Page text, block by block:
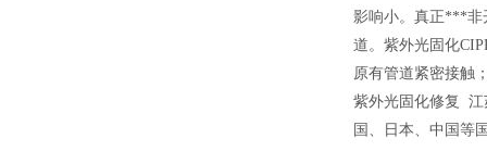
影响小。真正***非
道。紫外光固化
原有管道紧密接触
紫外光固化修复 江
国、日本、中国等